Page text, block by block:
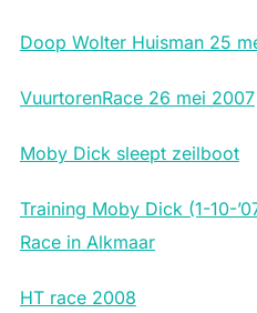
Doop Wolter Huisman 25
VuurtorenRace 26 mei 2007
Moby Dick sleept zeilboot
Training Moby Dick (1-10-
Race in Alkmaar
HT race 2008